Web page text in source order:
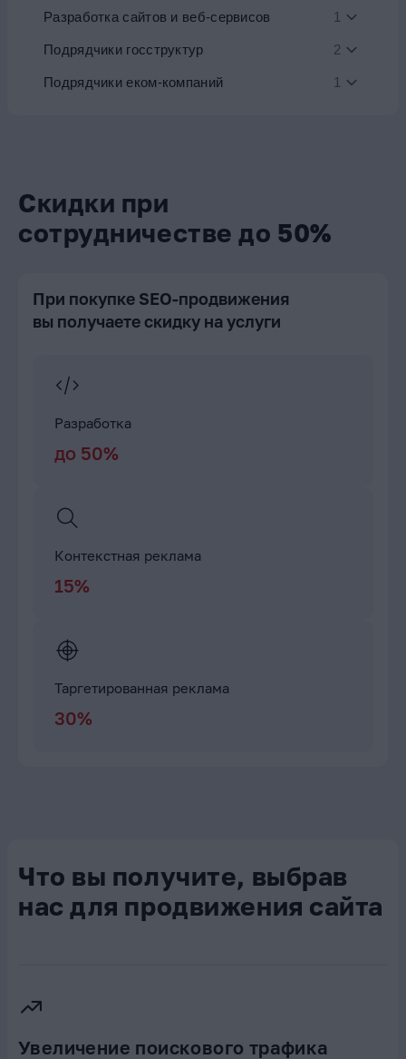
Разработка сайтов и веб-сервисов 1
Подрядчики госструктур 2
Подрядчики еком-компаний 1
Скидки при
сотрудничестве до 50%
При покупке SEO-продвижения
вы получаете скидку на услуги
Разработка
до 50%
Контекстная реклама
15%
Таргетированная реклама
30%
Что вы получите, выбрав
нас для продвижения сайта
Увеличение поискового трафика